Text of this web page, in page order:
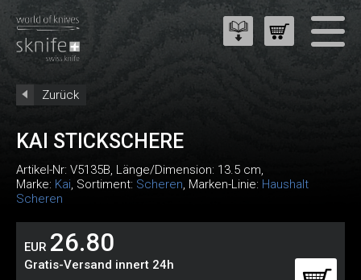
Zurück
KAI STICKSCHERE
Artikel-Nr: V5135B, Länge/Dimension: 13.5 cm,
Marke: Kai, Sortiment: Scheren, Marken-Linie: Haushalt
Scheren
EUR 26.80
Gratis-Versand innert 24h